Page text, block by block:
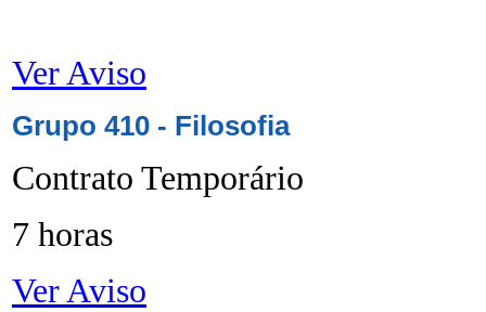
Ver Aviso
Grupo 410 - Filosofia
Contrato Temporário
7 horas
Ver Aviso